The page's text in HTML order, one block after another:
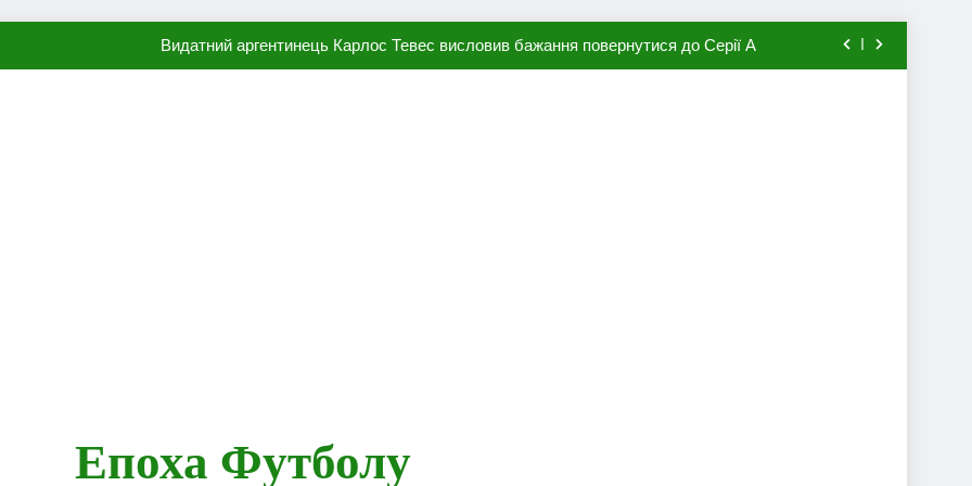
Видатний аргентинець Карлос Тевес висловив бажання повернутися до Серії А
Епоха Футболу